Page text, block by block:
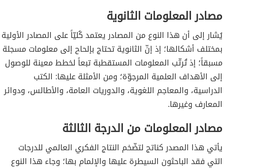
مصادر المعلومات الثانوية
يُشار إلى أن هذا النوع من المصادر يعتمد كُليّاً على المصادر الأولية
بمختلف أشكالها؛ إذ إنّ الثانوية تحتاج بإلحاح إلى معلومات مسجلة
مسبقاً؛ إذ تُرتّب المعلومات المستقطبة تبعاً لخطط معينة للوصول
إلى الأهداف العلمية المرجوّة؛ ومن الأمثلة عليها: الكتب
الدراسية، والمعاجم اللغوية، والدوريات العامة، والأطالس، ودوائر
المعارف وغيرها.
مصادر المعلومات من الدرجة الثالثة
يأتي هذا المصدر كناتج لتضّخم النتاج الفكري العالمي للدرجات
التي فقد الباحثون السيطرة عليها والإلمام بها؛ وجاء هذا النوع